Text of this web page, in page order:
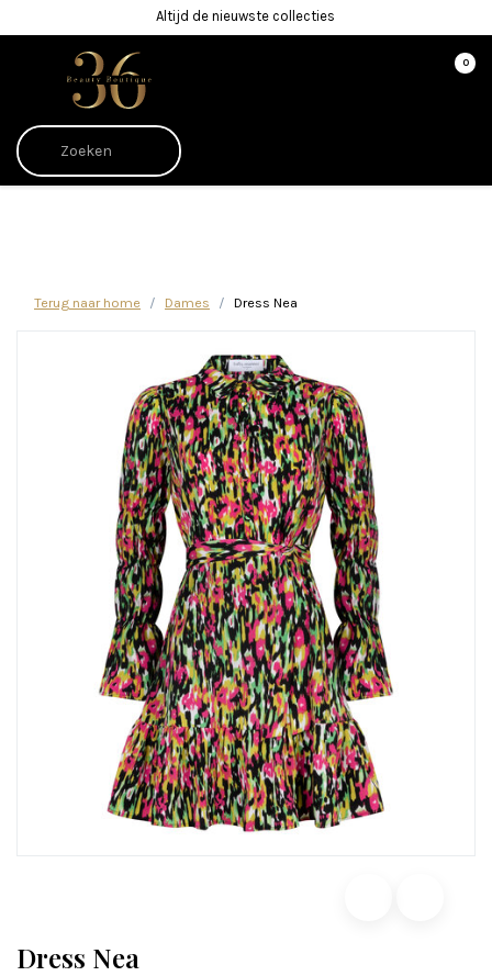
Altijd de nieuwste collecties
0
Terug naar home Dames Dress Nea
Dress Nea